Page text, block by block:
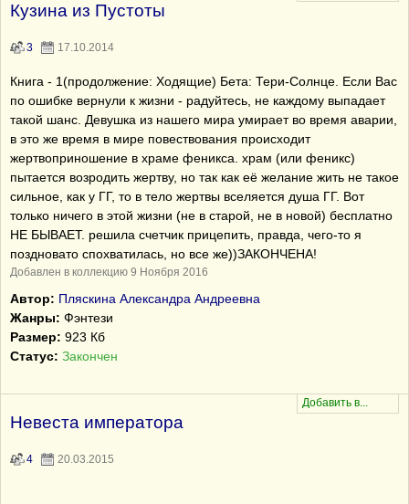
Кузина из Пустоты
3 17.10.2014
Книга - 1(продолжение: Ходящие) Бета: Тери-Солнце. Если Вас
по ошибке вернули к жизни - радуйтесь, не каждому выпадает
такой шанс. Девушка из нашего мира умирает во время аварии,
в это же время в мире повествования происходит
жертвоприношение в храме феникса. храм (или феникс)
пытается возродить жертву, но так как её желание жить не такое
сильное, как у ГГ, то в тело жертвы вселяется душа ГГ. Вот
только ничего в этой жизни (не в старой, не в новой) бесплатно
НЕ БЫВАЕТ. решила счетчик прицепить, правда, чего-то я
поздновато спохватилась, но все же))ЗАКОНЧЕНА!
Добавлен в коллекцию 9 Ноября 2016
Автор: Пляскина Александра Андреевна
Жанры: Фэнтези
Размер: 923 Кб
Статус: Закончен
Невеста императора
4 20.03.2015